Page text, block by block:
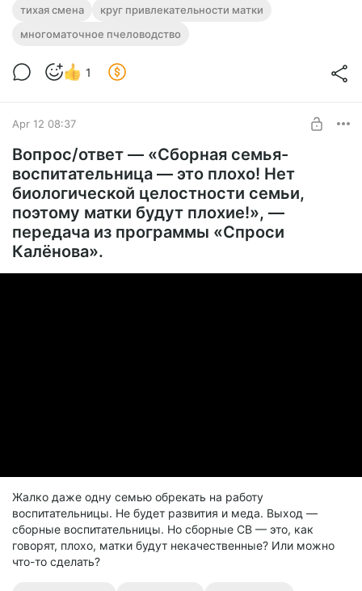
тихая смена
круг привлекательности матки
многоматочное пчеловодство
1
Apr 12 08:37
Вопрос/ответ — «Сборная семья-
воспитательница — это плохо! Нет
биологической целостности семьи,
поэтому матки будут плохие!», —
передача из программы «Спроси
Калёнова».
Жалко даже одну семью обрекать на работу
воспитательницы. Не будет развития и меда. Выход —
сборные воспитательницы. Но сборные СВ — это, как
говорят, плохо, матки будут некачественные? Или можно
что-то сделать?